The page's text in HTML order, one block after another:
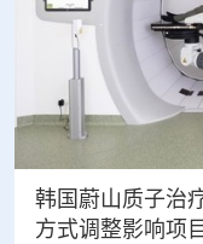
韩国蔚山质子治
方式调整影响项